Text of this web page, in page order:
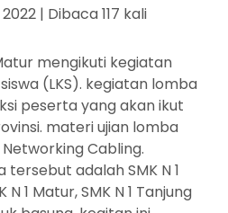
| Dibaca 117 kali
mengikuti kegiatan
(LKS). kegiatan lomba
peserta yang akan ikut
materi ujian lomba
Cabling.
adalah SMK N 1
1 Matur, SMK N 1 Tanjung